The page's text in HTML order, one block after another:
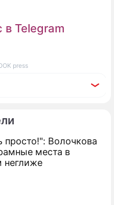
просто!": Волочкова
места в
неглиже
Telegram
press
на Укупника